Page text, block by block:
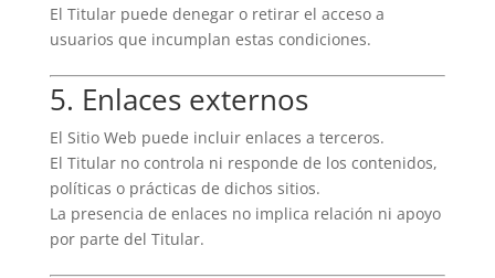
El Titular puede denegar o retirar el acceso a
usuarios que incumplan estas condiciones.
5. Enlaces externos
El Sitio Web puede incluir enlaces a terceros.
El Titular no controla ni responde de los contenidos,
políticas o prácticas de dichos sitios.
La presencia de enlaces no implica relación ni apoyo
por parte del Titular.